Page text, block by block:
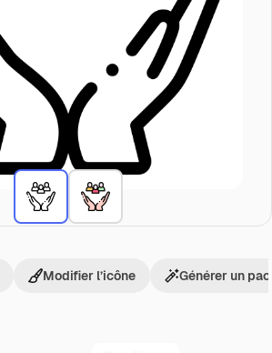
Modifier l’icône Générer un